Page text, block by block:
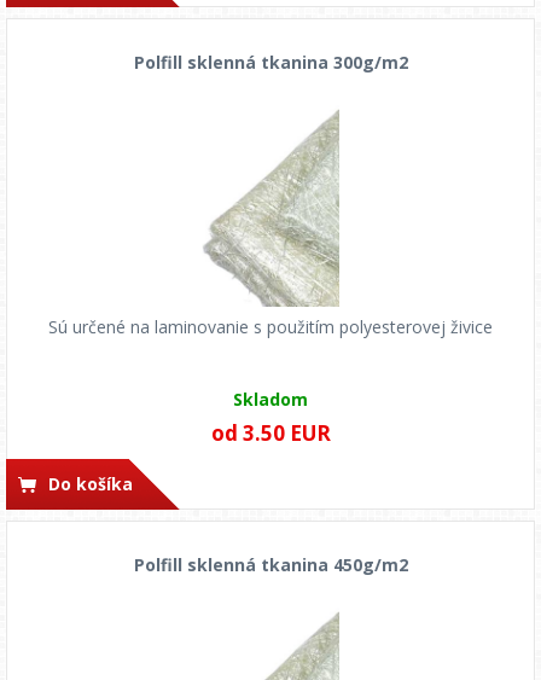
Polfill sklenná tkanina 300g/m2
Sú určené na laminovanie s použitím polyesterovej živice
Skladom
od 3.50 EUR
Do košíka
Polfill sklenná tkanina 450g/m2